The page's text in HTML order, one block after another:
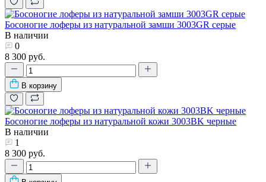
Босоногие лоферы из натуральной замши 3003GR серые
В наличии
0
8 300 руб.
В корзину
Босоногие лоферы из натуральной кожи 3003BK черные
В наличии
1
8 300 руб.